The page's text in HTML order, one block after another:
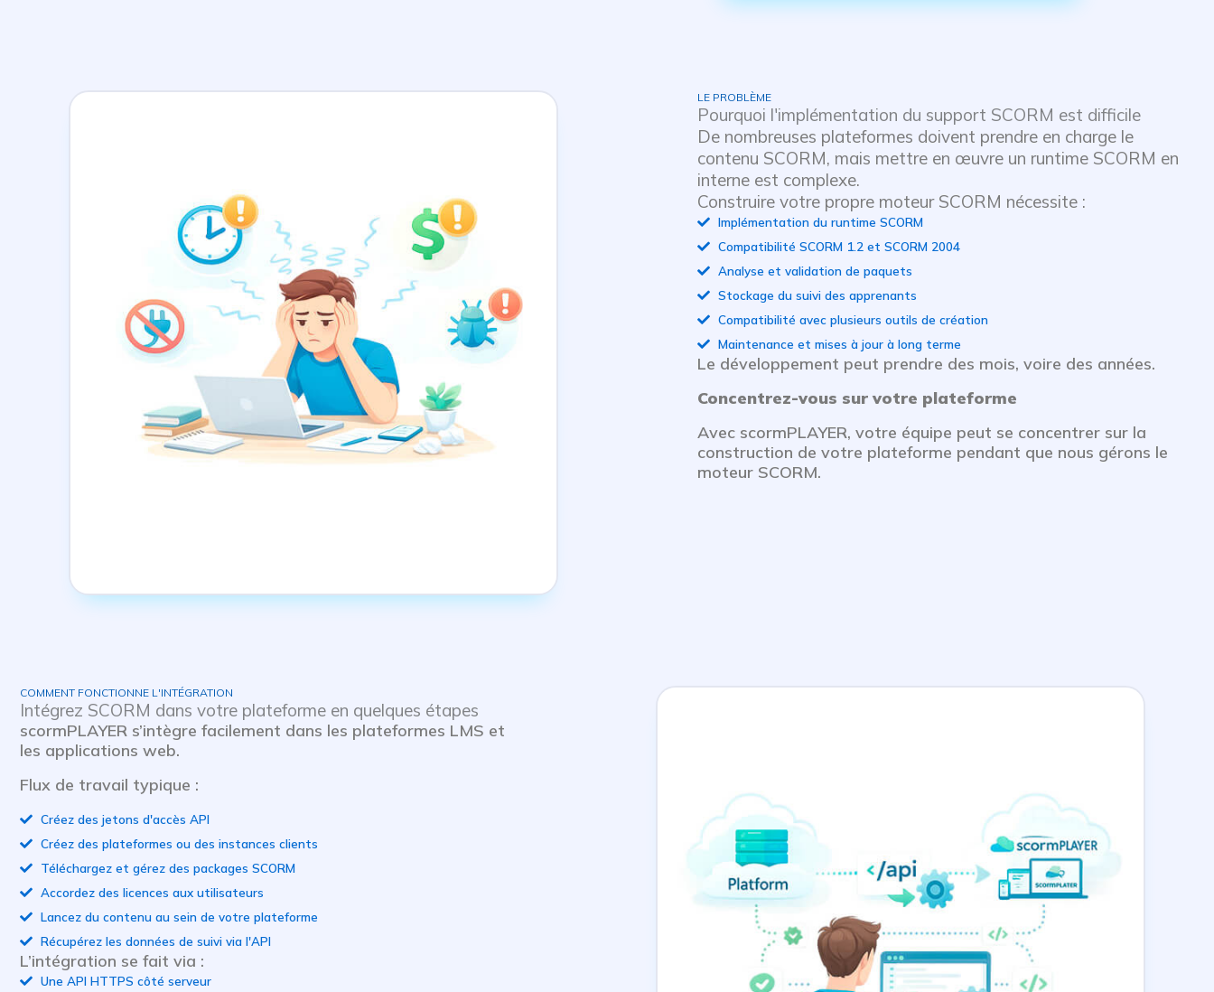
LE PROBLÈME
Pourquoi l'implémentation du support SCORM est difficile
De nombreuses plateformes doivent prendre en charge le
contenu SCORM, mais mettre en œuvre un runtime SCORM en
interne est complexe.
Construire votre propre moteur SCORM nécessite :
Implémentation du runtime SCORM
Compatibilité SCORM 1.2 et SCORM 2004
Analyse et validation de paquets
Stockage du suivi des apprenants
Compatibilité avec plusieurs outils de création
Maintenance et mises à jour à long terme
Le développement peut prendre des mois, voire des années.
Concentrez-vous sur votre plateforme
Avec scormPLAYER, votre équipe peut se concentrer sur la
construction de votre plateforme pendant que nous gérons le
moteur SCORM.
COMMENT FONCTIONNE L'INTÉGRATION
Intégrez SCORM dans votre plateforme en quelques étapes
scormPLAYER s’intègre facilement dans les plateformes LMS et
les applications web.
Flux de travail typique :
Créez des jetons d'accès API
Créez des plateformes ou des instances clients
Téléchargez et gérez des packages SCORM
Accordez des licences aux utilisateurs
Lancez du contenu au sein de votre plateforme
Récupérez les données de suivi via l'API
L’intégration se fait via :
Une API HTTPS côté serveur